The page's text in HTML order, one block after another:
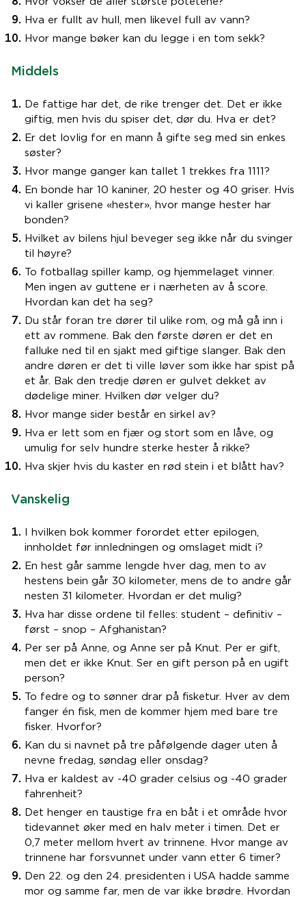
Hva er fullt av hull, men likevel full av vann?
Hvor mange bøker kan du legge i en tom sekk?
Middels
De fattige har det, de rike trenger det. Det er ikke
giftig, men hvis du spiser det, dør du. Hva er det?
Er det lovlig for en mann å gifte seg med sin enkes
søster?
Hvor mange ganger kan tallet 1 trekkes fra 1111?
En bonde har 10 kaniner, 20 hester og 40 griser. Hvis
vi kaller grisene «hester», hvor mange hester har
bonden?
Hvilket av bilens hjul beveger seg ikke når du svinger
til høyre?
To fotballag spiller kamp, og hjemmelaget vinner.
Men ingen av guttene er i nærheten av å score.
Hvordan kan det ha seg?
Du står foran tre dører til ulike rom, og må gå inn i
ett av rommene. Bak den første døren er det en
falluke ned til en sjakt med giftige slanger. Bak den
andre døren er det ti ville løver som ikke har spist på
et år. Bak den tredje døren er gulvet dekket av
dødelige miner. Hvilken dør velger du?
Hvor mange sider består en sirkel av?
Hva er lett som en fjær og stort som en låve, og
umulig for selv hundre sterke hester å rikke?
Hva skjer hvis du kaster en rød stein i et blått hav?
Vanskelig
I hvilken bok kommer forordet etter epilogen,
innholdet før innledningen og omslaget midt i?
En hest går samme lengde hver dag, men to av
hestens bein går 30 kilometer, mens de to andre går
nesten 31 kilometer. Hvordan er det mulig?
Hva har disse ordene til felles: student – definitiv –
først – snop – Afghanistan?
Per ser på Anne, og Anne ser på Knut. Per er gift,
men det er ikke Knut. Ser en gift person på en ugift
person?
To fedre og to sønner drar på fisketur. Hver av dem
fanger én fisk, men de kommer hjem med bare tre
fisker. Hvorfor?
Kan du si navnet på tre påfølgende dager uten å
nevne fredag, søndag eller onsdag?
Hva er kaldest av -40 grader celsius og -40 grader
fahrenheit?
Det henger en taustige fra en båt i et område hvor
tidevannet øker med en halv meter i timen. Det er
0,7 meter mellom hvert av trinnene. Hvor mange av
trinnene har forsvunnet under vann etter 6 timer?
Den 22. og den 24. presidenten i USA hadde samme
mor og samme far, men de var ikke brødre. Hvordan